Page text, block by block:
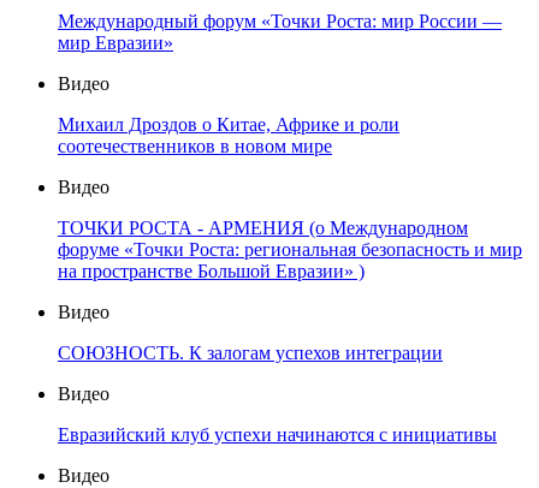
Международный форум «Точки Роста: мир России —
мир Евразии»
Видео
Михаил Дроздов о Китае, Африке и роли
соотечественников в новом мире
Видео
ТОЧКИ РОСТА - АРМЕНИЯ (о Международном
форуме «Точки Роста: региональная безопасность и мир
на пространстве Большой Евразии» )
Видео
СОЮЗНОСТЬ. К залогам успехов интеграции
Видео
Евразийский клуб успехи начинаются с инициативы
Видео